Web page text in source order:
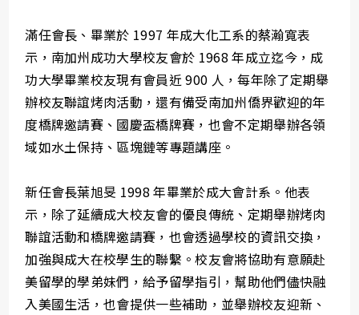
滿任會長、畢業於 1997 年成大化工系的蔡瀚寬表
示，南加州成功大學校友會於 1968 年成立迄今，成
功大學畢業校友現有會員近 900 人，每年除了定期舉
辦校友聯誼烤肉活動，還有備受南加州僑界歡迎的年
度橋牌邀請賽、國慶盃橋牌賽，也會不定期舉辦各領
域如水土保持、區塊鏈等專題講座。
新任會長葉旭旻 1998 年畢業於成大會計系。他表
示，除了延續成大校友會的優良傳統、定期舉辦烤肉
聯誼活動和橋牌邀請賽，也會透過學校的資訊交換，
加強與成大在校學生的聯繫。校友會將協助有意願赴
美留學的學弟妹們，給予留學指引，幫助他們儘快融
入美國生活，也會提供一些補助，並舉辦校友迎新、